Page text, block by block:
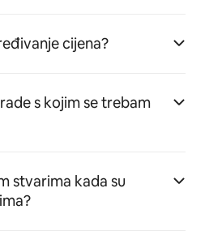
cijena?
s kojim se trebam
stvarima kada su